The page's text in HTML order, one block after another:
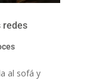
redes
al sofá y